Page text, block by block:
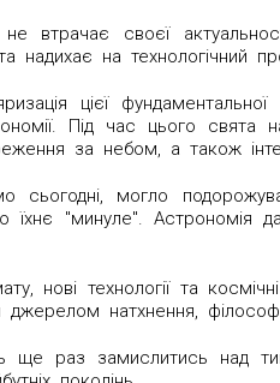
втрачає своєї
надихає на технологічний
цієї
Під час цього свята
за небом, а також
сьогодні, могло
"минуле". Астрономія
нові технології та
натхнення,
ще раз замислитись над